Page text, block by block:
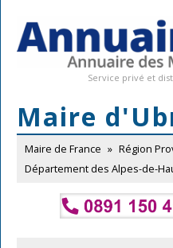
Service privé et
Maire
Maire de France » Région
Département des Alpes-de-